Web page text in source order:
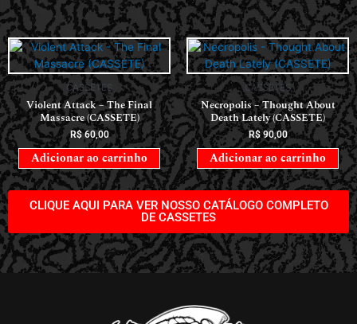
CASSETES
Violent Attack – The Final
Massacre (CASSETE)
R$60,00
Adicionar ao carrinho
CASSETES
Necropolis – Thought About
Death Lately (CASSETE)
R$90,00
Adicionar ao carrinho
CLIQUE AQUI PARA VER NOSSO CATÁLOGO COMPLETO
DE CASSETES